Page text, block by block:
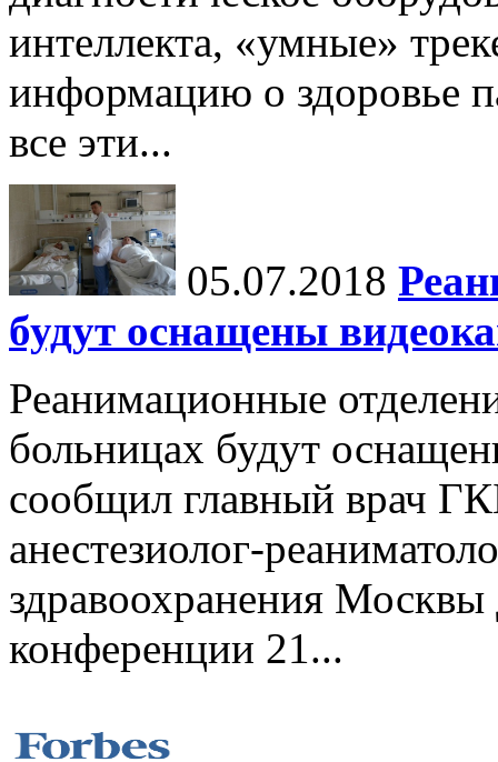
интеллекта, «умные»
информацию о здоровье
все эти...
05.07.2018
будут оснащены
Реанимационные
больницах будут
сообщил главный врач
анестезиолог-
здравоохранения
конференции 21...